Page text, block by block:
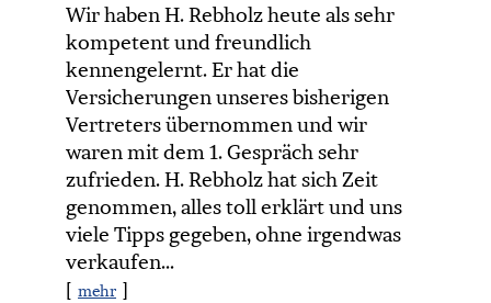
Wir haben H. Rebholz heute als sehr
kompetent und freundlich
kennengelernt. Er hat die
Versicherungen unseres bisherigen
Vertreters übernommen und wir
waren mit dem 1. Gespräch sehr
zufrieden. H. Rebholz hat sich Zeit
genommen, alles toll erklärt und uns
viele Tipps gegeben, ohne irgendwas
verkaufen...
[ mehr ]